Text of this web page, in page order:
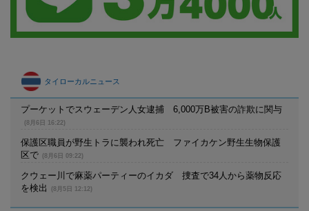
タイローカルニュース
プーケットでスウェーデン人女逮捕 6,000万B被害の詐欺に関与
(8月6日 16:22)
保護区職員が野生トラに襲われ死亡 ファイカケン野生生物保護
区で
(8月6日 09:22)
クウェー川で麻薬パーティーのイカダ 捜査で34人から薬物反応
を検出
(8月5日 12:12)